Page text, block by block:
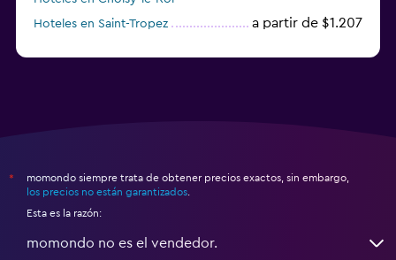
Hoteles en Saint-Tropez
a partir de $1.207
*
momondo siempre trata de obtener precios exactos, sin embargo,
los precios no están garantizados
Esta es la razón:
momondo no es el vendedor.